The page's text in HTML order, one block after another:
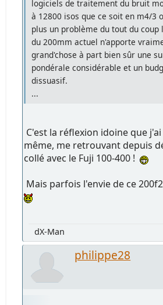
logiciels de traitement du bruit
à 12800 isos que ce soit en m4/3
plus un problème du tout du coup
du 200mm actuel n'apporte
grand'chose à part bien sûr une
pondérale considérable et un
dissuasif.
...
C'est la réflexion idoine que
même, me retrouvant depuis
collé avec le Fuji 100-400 !
Mais parfois l'envie de ce
dX-Man
philippe28